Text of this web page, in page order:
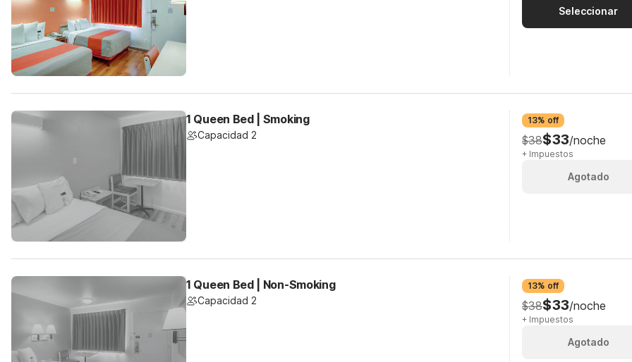
Seleccionar
1 Queen Bed | Smoking
Capacidad 2
13% off
$38$33/noche
+ Impuestos
Agotado
1 Queen Bed | Non-Smoking
Capacidad 2
13% off
$38$33/noche
+ Impuestos
Agotado